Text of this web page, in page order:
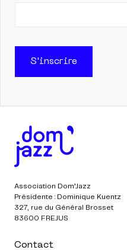
S'inscrire
Association Dom’Jazz
Présidente : Dominique Kuentz
327, rue du Général Brosset
83600 FREJUS
Contact